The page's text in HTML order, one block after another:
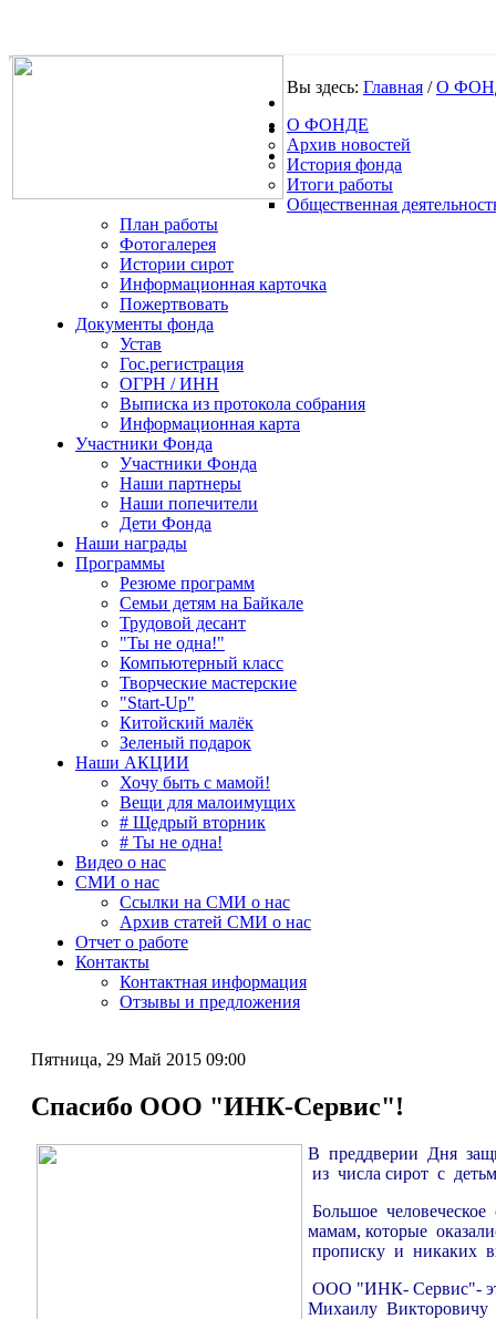
.
Вы здесь: Главная /О
О ФОНДЕ
Архив новостей
История фонда
Итоги работы
Общественная
План работы
Фотогалерея
Истории сирот
Информационная карточка
Пожертвовать
Документы фонда
Устав
Гос.регистрация
ОГРН / ИНН
Выписка из протокола собрания
Информационная карта
Участники Фонда
Участники Фонда
Наши партнеры
Наши попечители
Дети Фонда
Наши награды
Программы
Резюме программ
Семьи детям на Байкале
Трудовой десант
"Ты не одна!"
Компьютерный класс
Творческие мастерские
"Start-Up"
Китойский малёк
Зеленый подарок
Наши АКЦИИ
Хочу быть с мамой!
Вещи для малоимущих
# Щедрый вторник
# Ты не одна!
Видео о нас
СМИ о нас
Ссылки на СМИ о нас
Архив статей СМИ о нас
Отчет о работе
Контакты
Контактная информация
Отзывы и предложения
Пятница, 29 Май 2015 09:00
Спасибо ООО "ИНК-Сервис"!
В преддверии Дня
из числа сирот с
Большое
мамам, которые
прописку и никаких
ООО "ИНК- Сервис"-
Михаилу